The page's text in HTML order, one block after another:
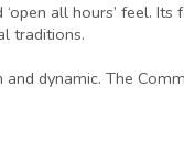
all hours’ feel. Its
traditions.
dynamic. The